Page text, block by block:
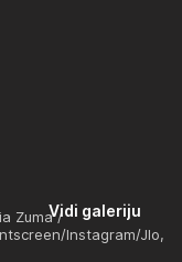
Vidi galeriju
Zuma /
Instagram/Jlo,